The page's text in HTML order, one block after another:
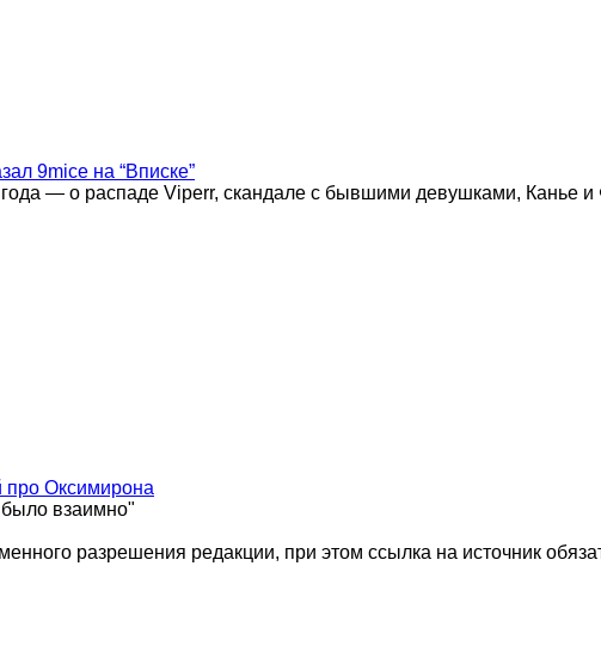
9mice на “Вписке”
года — о распаде Viperr, скандале с бывшими девушками, Канье
про Оксимирона
взаимно"
разрешения редакции, при этом ссылка на источник